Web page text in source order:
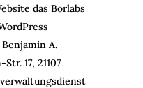
das Borlabs
A.
17, 21107